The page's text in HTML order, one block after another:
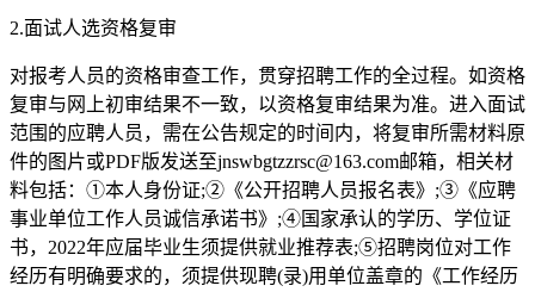
2.面试人选资格复审
对报考人员的资格审查工作，贯穿招聘工作的全过程。如资格
复审与网上初审结果不一致，以资格复审结果为准。进入面试
范围的应聘人员，需在公告规定的时间内，将复审所需材料原
件的图片或PDF版发送至jnswbgtzzrsc@163.com邮箱，相关材
料包括：①本人身份证;②《公开招聘人员报名表》;③《应聘
事业单位工作人员诚信承诺书》;④国家承认的学历、学位证
书，2022年应届毕业生须提供就业推荐表;⑤招聘岗位对工作
经历有明确要求的，须提供现聘(录)用单位盖章的《工作经历